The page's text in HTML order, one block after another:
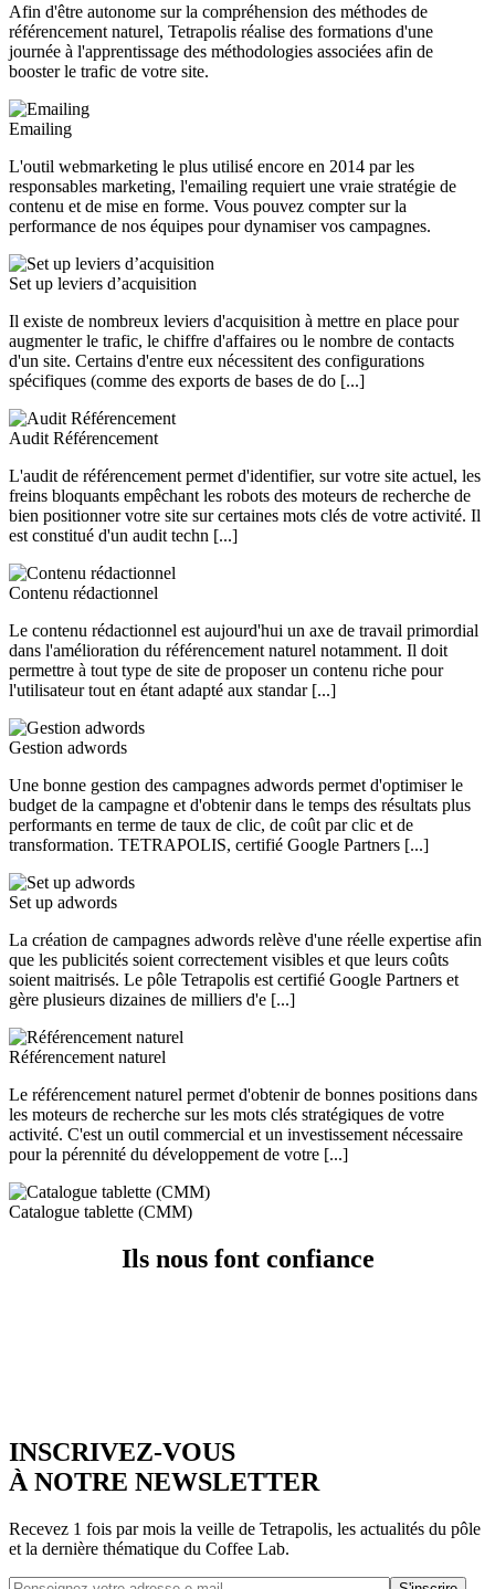
Afin d'être autonome sur la compréhension des méthodes de
référencement naturel, Tetrapolis réalise des formations d'une
journée à l'apprentissage des méthodologies associées afin de
booster le trafic de votre site.
Emailing
L'outil webmarketing le plus utilisé encore en 2014 par les
responsables marketing, l'emailing requiert une vraie stratégie de
contenu et de mise en forme. Vous pouvez compter sur la
performance de nos équipes pour dynamiser vos campagnes.
Set up leviers d’acquisition
Il existe de nombreux leviers d'acquisition à mettre en place pour
augmenter le trafic, le chiffre d'affaires ou le nombre de contacts
d'un site. Certains d'entre eux nécessitent des configurations
spécifiques (comme des exports de bases de do [...]
Audit Référencement
L'audit de référencement permet d'identifier, sur votre site actuel, les
freins bloquants empêchant les robots des moteurs de recherche de
bien positionner votre site sur certaines mots clés de votre activité. Il
est constitué d'un audit techn [...]
Contenu rédactionnel
Le contenu rédactionnel est aujourd'hui un axe de travail primordial
dans l'amélioration du référencement naturel notamment. Il doit
permettre à tout type de site de proposer un contenu riche pour
l'utilisateur tout en étant adapté aux standar [...]
Gestion adwords
Une bonne gestion des campagnes adwords permet d'optimiser le
budget de la campagne et d'obtenir dans le temps des résultats plus
performants en terme de taux de clic, de coût par clic et de
transformation. TETRAPOLIS, certifié Google Partners [...]
Set up adwords
La création de campagnes adwords relève d'une réelle expertise afin
que les publicités soient correctement visibles et que leurs coûts
soient maitrisés. Le pôle Tetrapolis est certifié Google Partners et
gère plusieurs dizaines de milliers d'e [...]
Référencement naturel
Le référencement naturel permet d'obtenir de bonnes positions dans
les moteurs de recherche sur les mots clés stratégiques de votre
activité. C'est un outil commercial et un investissement nécessaire
pour la pérennité du développement de votre [...]
Catalogue tablette (CMM)
Ils nous font confiance
INSCRIVEZ-VOUS
À NOTRE NEWSLETTER
Recevez 1 fois par mois la veille de Tetrapolis, les actualités du pôle
et la dernière thématique du Coffee Lab.